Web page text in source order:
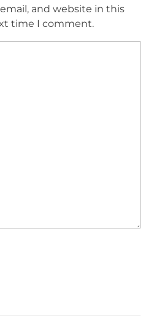
and website in this
time I comment.